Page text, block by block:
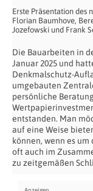
Erste Präsentation des
Florian Baumhove,
Jozefowski und Frank
Die Bauarbeiten in
Januar 2025 und
Denkmalschutz-
umgebauten
persönliche
entstanden. Man
auf eine Weise
können, wenn es
oft auch im
zu zeitgemäßen